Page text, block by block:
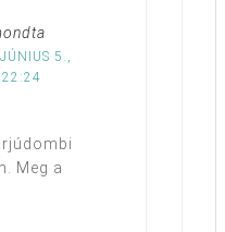
5.,
22:24
Meg a